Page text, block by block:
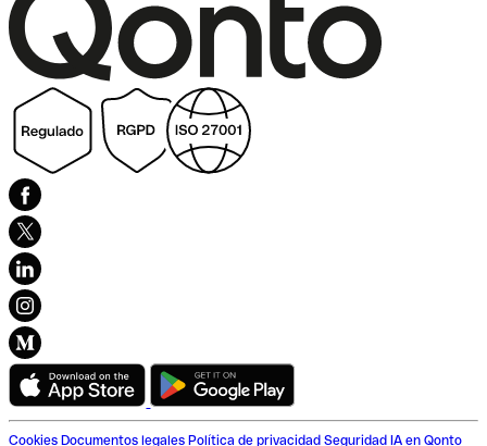
Cookies Documentos legales Política de privacidad Seguridad IA en Qonto